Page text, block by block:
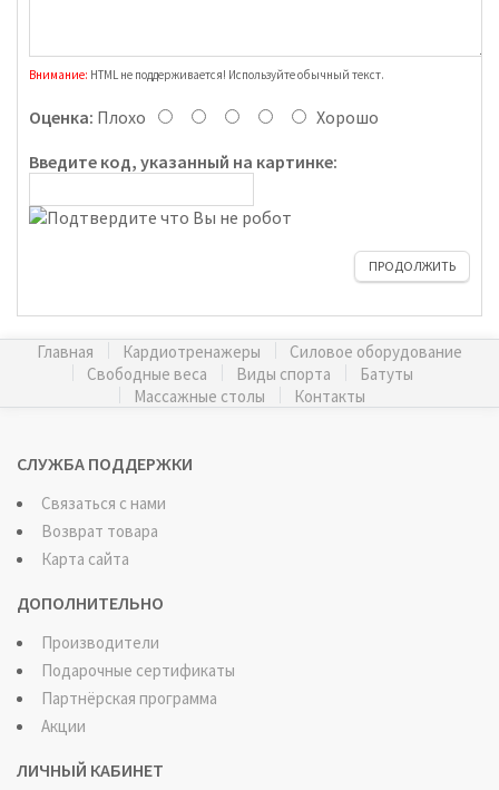
Внимание: HTML не поддерживается! Используйте обычный текст.
Оценка: Плохо
Хорошо
Введите код, указанный на картинке:
ПРОДОЛЖИТЬ
Главная Кардиотренажеры
Силовое оборудование
Свободные веса
Виды спорта
Батуты
Массажные столы
Контакты
СЛУЖБА ПОДДЕРЖКИ
Связаться с нами
Возврат товара
Карта сайта
ДОПОЛНИТЕЛЬНО
Производители
Подарочные сертификаты
Партнёрская программа
Акции
ЛИЧНЫЙ КАБИНЕТ